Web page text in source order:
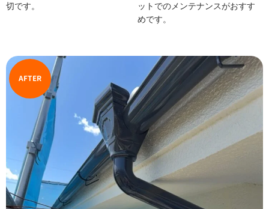
切です。
ットでのメンテナンスがおすす
めです。
AFTER